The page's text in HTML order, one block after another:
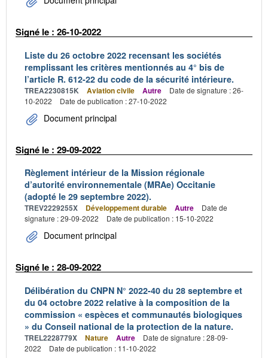
Signé le : 26-10-2022
Liste du 26 octobre 2022 recensant les sociétés
remplissant les critères mentionnés au 4° bis de
l’article R. 612-22 du code de la sécurité intérieure.
TREA2230815K Aviation civile Autre
Date de signature : 26-
10-2022
Date de publication : 27-10-2022
Document principal
Signé le : 29-09-2022
Règlement intérieur de la Mission régionale
d’autorité environnementale (MRAe) Occitanie
(adopté le 29 septembre 2022).
TREV2229255X Développement durable Autre
Date de
signature : 29-09-2022
Date de publication : 15-10-2022
Document principal
Signé le : 28-09-2022
Délibération du CNPN N° 2022-40 du 28 septembre et
du 04 octobre 2022 relative à la composition de la
commission « espèces et communautés biologiques
» du Conseil national de la protection de la nature.
TREL2228779X Nature Autre
Date de signature : 28-09-
2022
Date de publication : 11-10-2022